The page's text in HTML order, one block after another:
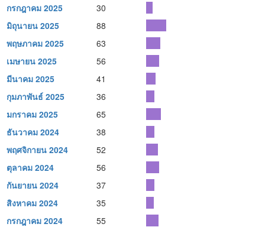
กรกฎาคม 2025
30
มิถุนายน 2025
88
พฤษภาคม 2025
63
เมษายน 2025
56
มีนาคม 2025
41
กุมภาพันธ์ 2025
36
มกราคม 2025
65
ธันวาคม 2024
38
พฤศจิกายน 2024
52
ตุลาคม 2024
56
กันยายน 2024
37
สิงหาคม 2024
35
กรกฎาคม 2024
55